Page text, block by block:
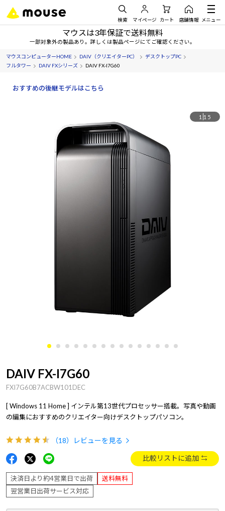
検索 マイページ カート 店舗情報 メニュー
マウスは3年保証で送料無料
一部対象外の製品あり。詳しくは製品ページにてご確認ください。
マウスコンピューターHOME DAIV（クリエイターPC）
デスクトップPC
フルタワー
DAIV FXシリーズ DAIV FX-I7G60
おすすめの後継モデルはこちら
1 15
DAIV FX-I7G60
FXI7G60B7ACBW101DEC
[ Windows 11 Home ] インテル第13世代プロセッサー搭載。写真や動画
の編集におすすめのクリエイター向けデスクトップパソコン。
（18） レビューを見る
比較リストに追加
決済日より約4営業日で出荷
送料無料
翌営業日出荷サービス対応